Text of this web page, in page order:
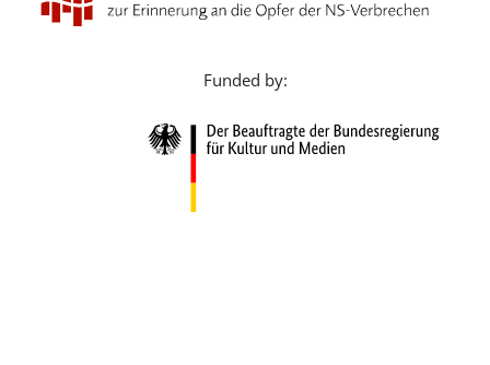
Italiano
Nederlands
Português
Funded by: